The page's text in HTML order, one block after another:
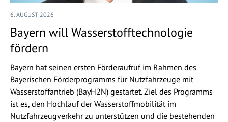
6. AUGUST 2026
Bayern will Wasserstofftechnologie
fördern
Bayern hat seinen ersten Förderaufruf im Rahmen des
Bayerischen Förderprogramms für Nutzfahrzeuge mit
Wasserstoffantrieb (BayH2N) gestartet. Ziel des Programms
ist es, den Hochlauf der Wasserstoffmobilität im
Nutzfahrzeugverkehr zu unterstützen und die bestehenden